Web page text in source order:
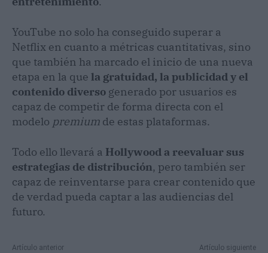
YouTube no solo ha conseguido superar a
Netflix en cuanto a métricas cuantitativas, sino
que también ha marcado el inicio de una nueva
etapa en la que la gratuidad, la publicidad y el
contenido diverso generado por usuarios es
capaz de competir de forma directa con el
modelo premium de estas plataformas.
Todo ello llevará a Hollywood a reevaluar sus
estrategias de distribución, pero también ser
capaz de reinventarse para crear contenido que
de verdad pueda captar a las audiencias del
futuro.
Artículo anterior
Artículo siguiente